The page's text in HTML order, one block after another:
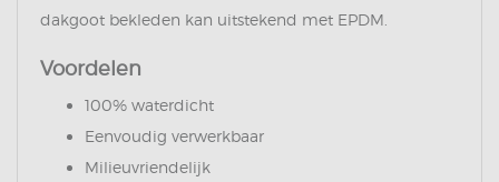
dakgoot bekleden kan uitstekend met EPDM.
Voordelen
100% waterdicht
Eenvoudig verwerkbaar
Milieuvriendelijk